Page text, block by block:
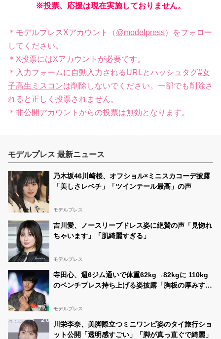
※投票、応援は現在実施しておりません。
＊モデルプレスXアカウント（@modelpress）をフォロー
してください。
＊X投票にはXアカウントが必要です。
＊入力フォームに自動入力されるURLとハッシュタグ#女
子高生ミスコンは削除しないでください。一部でも削除さ
れると正しく投票されません。
＊非公開アカウントからの投票は無効となります。
モデルプレス 最新ニュース
乃木坂46川崎桜、オフショル×ミニスカコーデ披露
「美しさレベチ」「ツインテール最高」の声
モデルプレス
吉川愛、ノースリーブドレス姿に絶賛の声「見惚れ
ちゃいます」「肌綺麗すぎる」
モデルプレス
寺田心、週6ジム通いで体重62kg→82kgに 110kg
のベンチプレス持ち上げる姿披露「胸板の厚みすご
モデルプレス
川栄李奈、美脚際立つミニワンピ姿のタイ旅行ショ
ット公開「透明感すごい」「脚が真っ直ぐで綺麗」